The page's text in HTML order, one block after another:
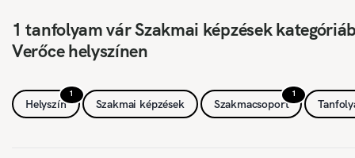
1 tanfolyam vár Szakmai képzések
Verőce helyszínen
1
Helyszín Szakmai képzések
1
Szakmacsoport